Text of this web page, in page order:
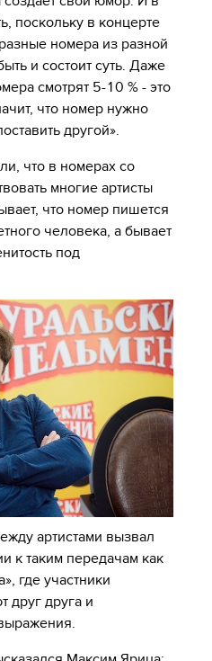
поскольку в концерте
номера из разной
и состоит суть. Даже
смотрят 5-10 % - это
что номер нужно
другой».
что в номерах со
многие артисты
что номер пишется
человека, а бывает
под
артистами вызвал
к таким передачам как
где участники
друг друга и